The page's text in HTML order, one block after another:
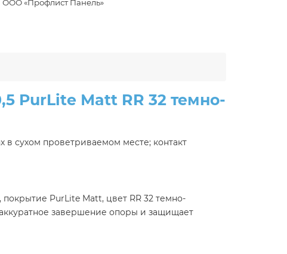
ООО «Профлист Панель»
PurLite Мatt RR 32 темно-
в сухом проветриваемом месте; контакт
покрытие PurLite Мatt, цвет RR 32 темно-
завершение опоры и защищает